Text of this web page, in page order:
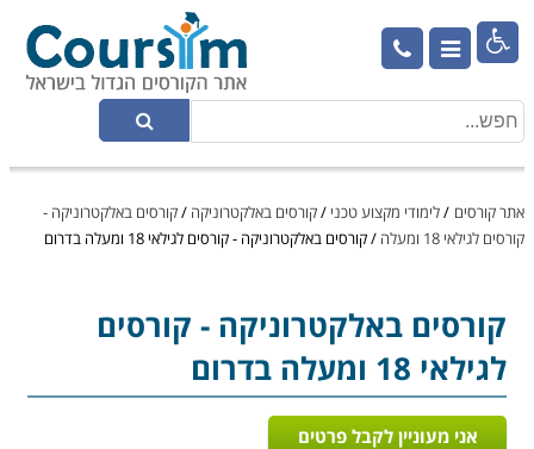

אתר קורסים /לימודי מקצוע טכני /קורסים באלקטרוניקה /קורסים באלקטרוניקה -
קורסים לגילאי 18 ומעלה
/קורסים באלקטרוניקה - קורסים לגילאי 18 ומעלה בדרום
קורסים באלקטרוניקה - קורסים
לגילאי 18 ומעלה בדרום
אני מעוניין לקבל פרטים